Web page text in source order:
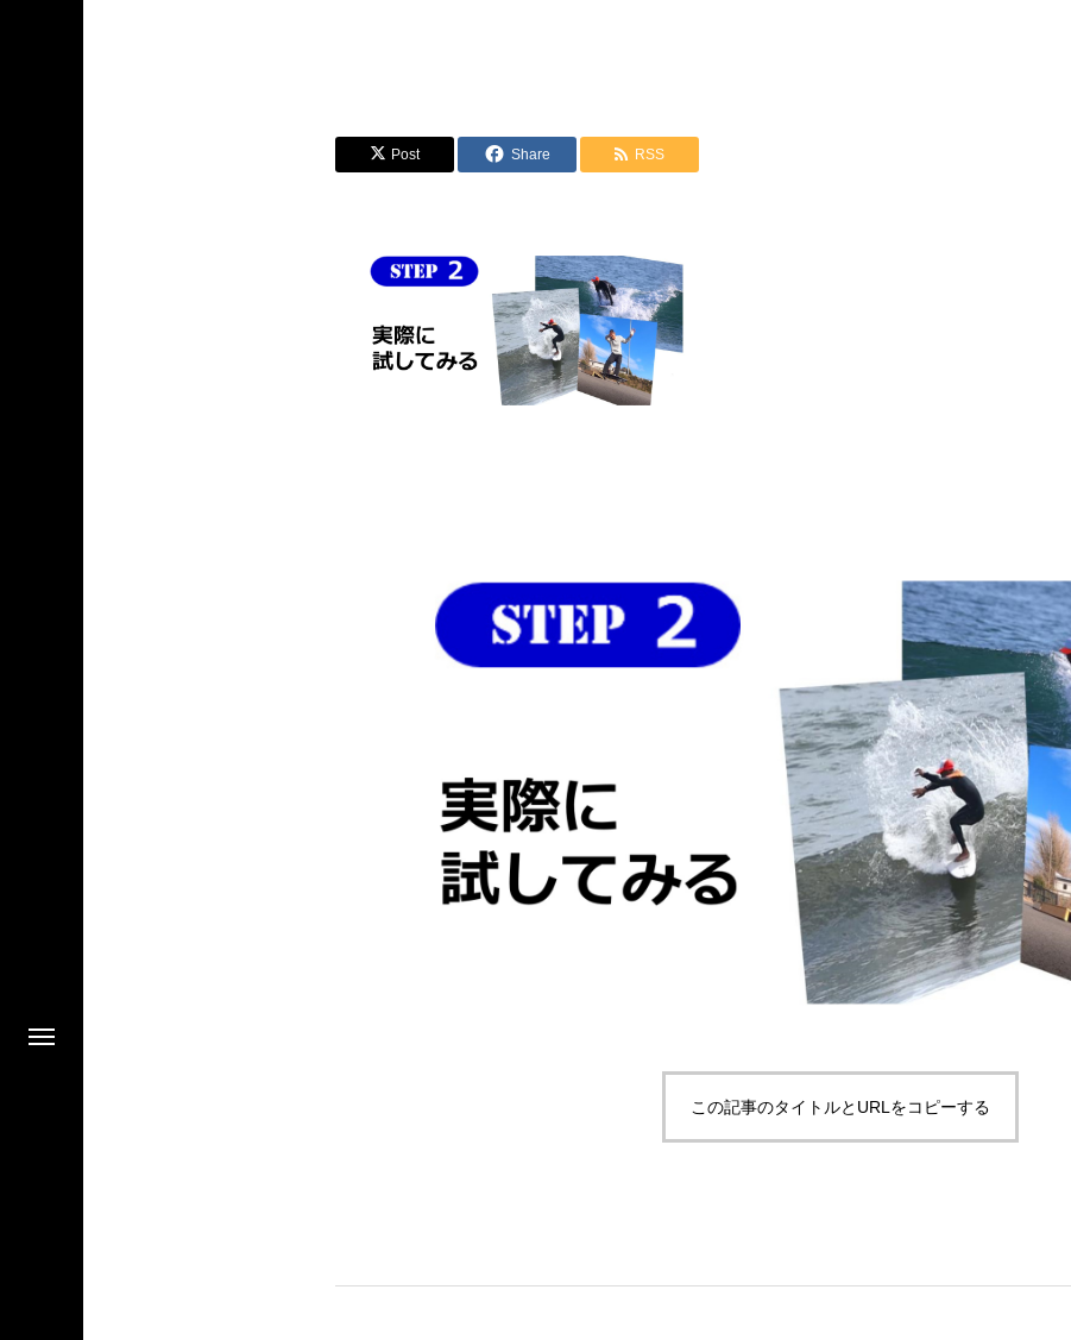
Post Share RSS
この記事のタイトルとURLをコピーする